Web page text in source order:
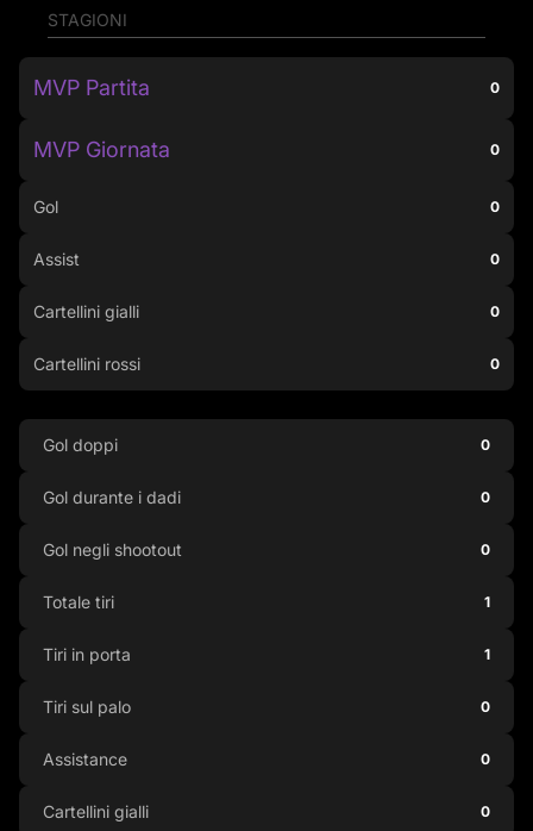
STAGIONI
MVP Partita 0
MVP Giornata 0
Gol 0
Assist 0
Cartellini gialli 0
Cartellini rossi 0
Gol doppi 0
Gol durante i dadi 0
Gol negli shootout 0
Totale tiri 1
Tiri in porta 1
Tiri sul palo 0
Assistance 0
Cartellini gialli 0